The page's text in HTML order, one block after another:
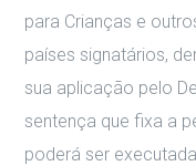
para Crianças e
países signatários,
sua aplicação pelo
sentença que fixa a
poderá ser